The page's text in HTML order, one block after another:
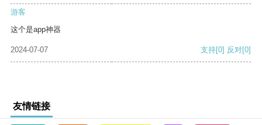
游客
这个是app神器
2024-07-07 支持[0] 反对[0]
友情链接